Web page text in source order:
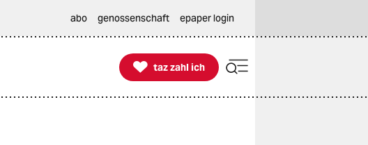
abo genossenschaft epaper login

taz zahl ich
taz zahl ich